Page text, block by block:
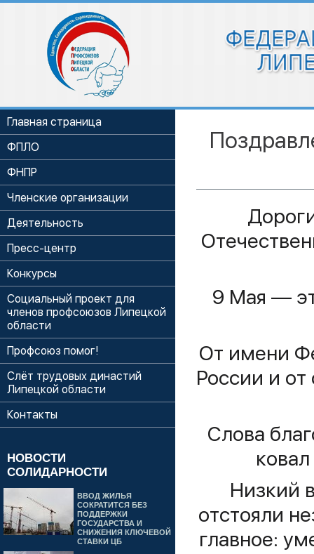
Главная страница
ФПЛО
ФНПР
Членские организации
Деятельность
Пресс-центр
Конкурсы
Социальный проект для
членов профсоюзов Липецкой
области
Профсоюз помог!
Слёт трудовых династий
Липецкой области
Контакты
НОВОСТИ
СОЛИДАРНОСТИ
ВВОД ЖИЛЬЯ
СОКРАТИТСЯ БЕЗ
ПОДДЕРЖКИ
ГОСУДАРСТВА И
СНИЖЕНИЯ КЛЮЧЕВОЙ
СТАВКИ ЦБ
9 Мая —
От имени
России и
Слова
Низкий
отстояли
главное: